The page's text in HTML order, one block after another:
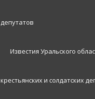
депутатов
Известия Уральского
крестьянских и солдатских